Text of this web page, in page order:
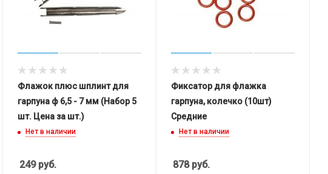
Флажок плюс шплинт для
гарпуна ф 6,5 - 7 мм (Набор 5
шт. Цена за шт.)
Нет в наличии
249руб.
Фиксатор для флажка
гарпуна, колечко (10шт)
Средние
Нет в наличии
878руб.